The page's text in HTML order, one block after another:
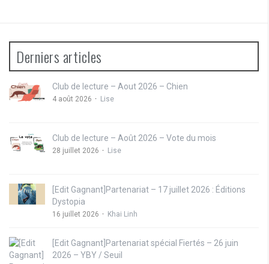
Derniers articles
Club de lecture – Aout 2026 – Chien
4 août 2026 Lise
Club de lecture – Août 2026 – Vote du mois
28 juillet 2026 Lise
[Edit Gagnant]Partenariat – 17 juillet 2026 : Éditions
Dystopia
16 juillet 2026 Khai Linh
[Edit Gagnant]Partenariat spécial Fiertés – 26 juin
2026 – YBY / Seuil